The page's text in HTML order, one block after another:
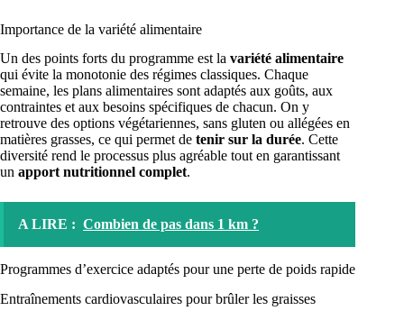
Importance de la variété alimentaire
Un des points forts du programme est la variété alimentaire
qui évite la monotonie des régimes classiques. Chaque
semaine, les plans alimentaires sont adaptés aux goûts, aux
contraintes et aux besoins spécifiques de chacun. On y
retrouve des options végétariennes, sans gluten ou allégées en
matières grasses, ce qui permet de tenir sur la durée. Cette
diversité rend le processus plus agréable tout en garantissant
un apport nutritionnel complet.
A LIRE : Combien de pas dans 1 km ?
Programmes d’exercice adaptés pour une perte de poids rapide
Entraînements cardiovasculaires pour brûler les graisses